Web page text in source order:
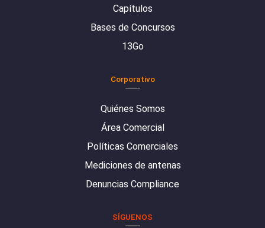
Capítulos
Bases de Concursos
13Go
Corporativo
Quiénes Somos
Área Comercial
Políticas Comerciales
Mediciones de antenas
Denuncias Compliance
SÍGUENOS